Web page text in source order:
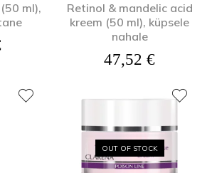
ml),
Retinol & mandelic acid
kreem (50 ml), küpsele
nahale
47,52 €
OUT OF STOCK